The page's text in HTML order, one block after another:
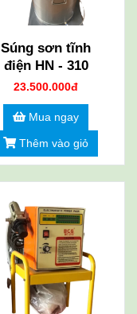
Súng sơn tĩnh
điện HN - 310
23.500.000đ
Mua ngay
Thêm vào giỏ